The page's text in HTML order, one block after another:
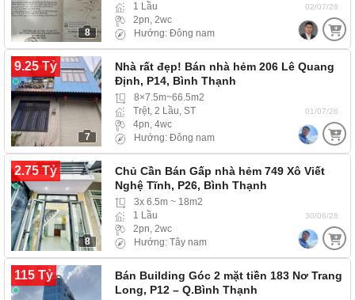
8
1 Lầu
2pn, 2wc
Hướng: Đông nam
02/07/26
9.25 Tỷ
7
Nhà rất đẹp! Bán nhà hẻm 206 Lê Quang
Định, P14, Bình Thạnh
8×7.5m~66.5m2
Trệt, 2 Lầu, ST
4pn, 4wc
Hướng: Đông nam
01/07/26
2.75 Tỷ
8
Chủ Cần Bán Gấp nhà hẻm 749 Xô Viết
Nghệ Tĩnh, P26, Bình Thạnh
3x 6.5m ~ 18m2
1 Lầu
2pn, 2wc
Hướng: Tây nam
30/06/26
115 Tỷ
Bán Building Góc 2 mặt tiền 183 Nơ Trang
Long, P12 – Q.Bình Thạnh